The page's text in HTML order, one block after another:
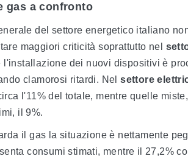
gas a confronto
del settore energetico italiano
maggiori criticità soprattutto nel
l'installazione dei nuovi dispositivi è
clamorosi ritardi. Nelsettore
l'11% del totale, mentre quelle
il 9%.
il gas la situazione è nettamente
consumi stimati, mentre il 27,2%